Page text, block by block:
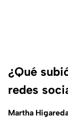
¿Qué
redes
Martha